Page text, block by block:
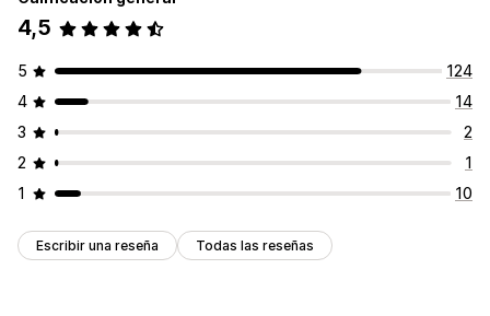
4,5
5
124
4
14
3
2
2
1
1
10
Escribir una reseña Todas las reseñas